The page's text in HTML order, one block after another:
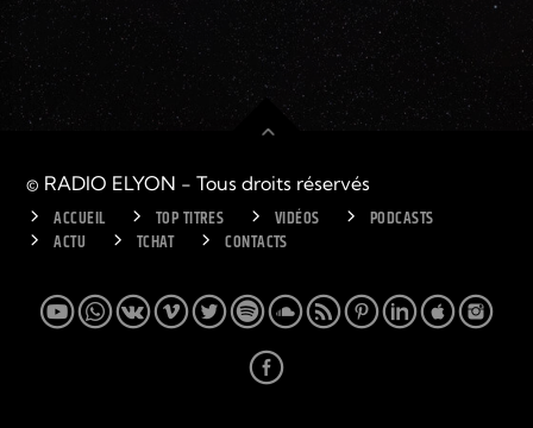
© RADIO ELYON - Tous droits réservés
ACCUEIL TOP TITRES VIDÉOS
PODCASTS
ACTU
TCHAT CONTACTS